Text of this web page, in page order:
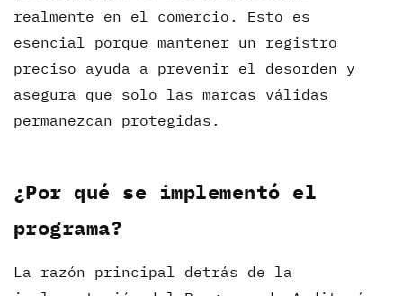
realmente en el comercio. Esto es
esencial porque mantener un registro
preciso ayuda a prevenir el desorden y
asegura que solo las marcas válidas
permanezcan protegidas.
¿Por qué se implementó el
programa?
La razón principal detrás de la